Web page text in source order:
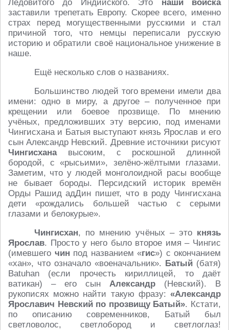
Ледовитого до Индийского. Это наши войска
заставили трепетать Европу. Скорее всего, именно
страх перед могущественными русскими и стал
причиной того, что немцы переписали русскую
историю и обратили своё национальное унижение в
наше.
Ещё несколько слов о названиях.
Большинство людей того времени имели два
имени: одно в миру, а другое – полученное при
крещении или боевое прозвище. По мнению
учёных, предложивших эту версию, под именами
Чингисхана и Батыя выступают князь Ярослав и его
сын Александр Невский. Древние источники рисуют
Чингисханавысоким, с роскошной длинной
бородой, с «рысьими», зелёно-жёлтыми глазами.
Заметим, что у людей монголоидной расы вообще
не бывает бороды. Персидский историк времён
Орды Рашид адДин пишет, что в роду Чингисхана
дети «рождались большей частью с серыми
глазами и белокурые».
Чингисхан, по мнению учёных – это князь
Ярослав. Просто у него было второе имя – Чингис
(имевшего чин под названием «гис») с окончанием
«хан», что означало «военачальник». Батый (батя)
Batuhan (если прочесть кириллицей, то даёт
ватикан) – его сын Александр (Невский). В
рукописях можно найти такую фразу: «Александр
Ярославич Невский по прозвищу Батый». Кстати,
по описанию современников, Батый был
светловолос, светлобород и светлоглаз!